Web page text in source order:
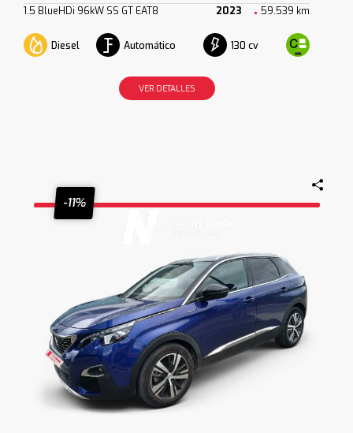
1.5 BlueHDi 96kW SS GT EAT8 2023 59.539 km
Diesel Automático 130 cv
VER DETALLES
-11%